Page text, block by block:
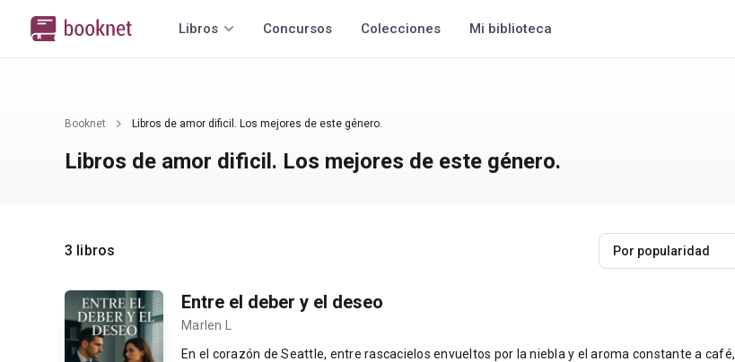
Libros Concursos Colecciones Mi biblioteca
Booknet Libros de amor dificil. Los mejores de este género.
Libros de amor dificil. Los mejores de este género.
3 libros Por popularidad
Entre el deber y el deseo
Marlen L
En el corazón de Seattle, entre rascacielos envueltos por la niebla y el aroma constante a café,